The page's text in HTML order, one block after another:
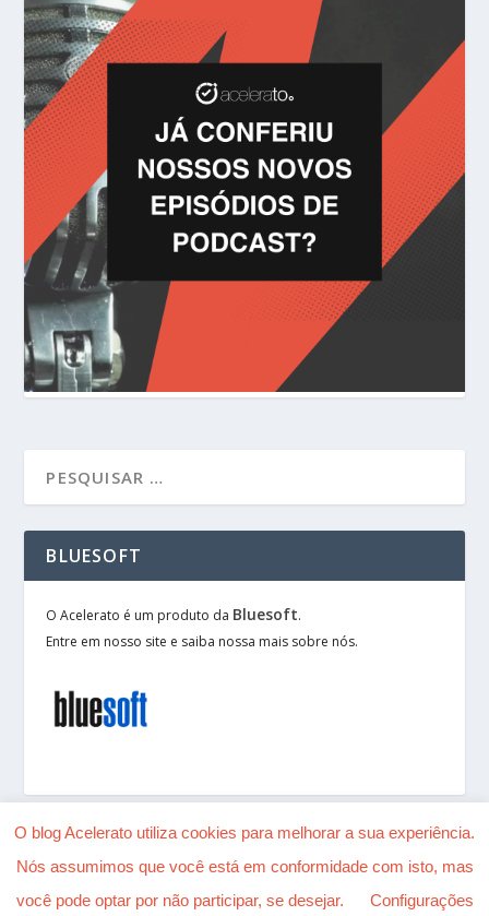
BLUESOFT
O Acelerato é um produto da Bluesoft.
Entre em nosso site e saiba nossa mais sobre nós.
Desenhado porElegant Themes| Alimentado por
O blog Acelerato utiliza cookies para melhorar a sua experiência.
Nós assumimos que você está em conformidade com isto, mas
você pode optar por não participar, se desejar.
Configurações